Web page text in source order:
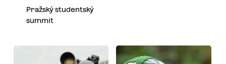
Pražský studentský
summit